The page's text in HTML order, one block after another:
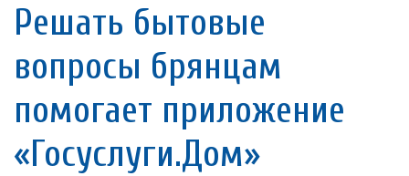
Решать бытовые
вопросы брянцам
помогает приложение
«Госуслуги.Дом»